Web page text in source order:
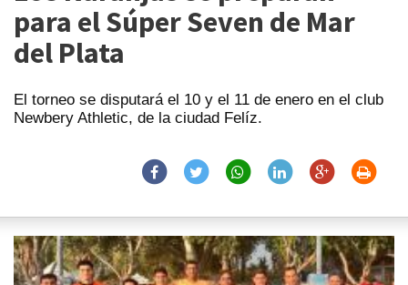
para el Súper Seven de Mar
del Plata
El torneo se disputará el 10 y el 11 de enero en el club
Newbery Athletic, de la ciudad Felíz.